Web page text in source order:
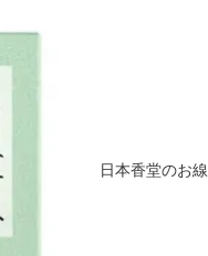
日本香堂のお線